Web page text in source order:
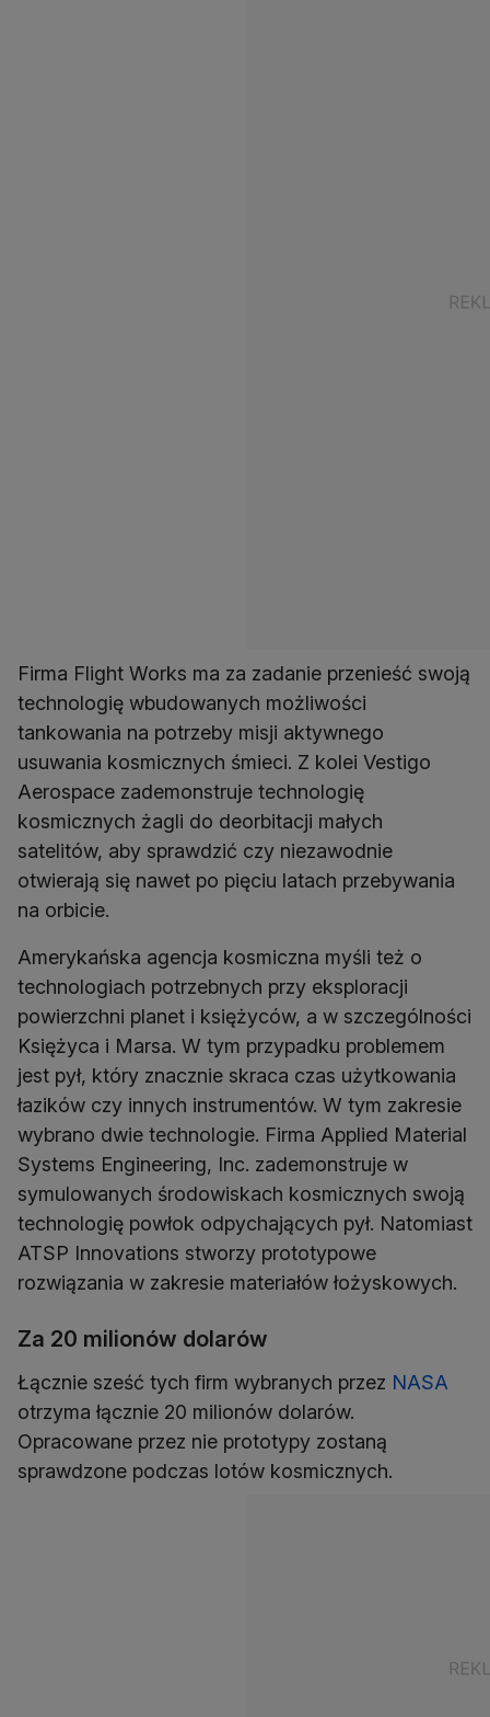
Firma Flight Works ma za zadanie przenieść swoją
technologię wbudowanych możliwości
tankowania na potrzeby misji aktywnego
usuwania kosmicznych śmieci. Z kolei Vestigo
Aerospace zademonstruje technologię
kosmicznych żagli do deorbitacji małych
satelitów, aby sprawdzić czy niezawodnie
otwierają się nawet po pięciu latach przebywania
na orbicie.
Amerykańska agencja kosmiczna myśli też o
technologiach potrzebnych przy eksploracji
powierzchni planet i księżyców, a w szczególności
Księżyca i Marsa. W tym przypadku problemem
jest pył, który znacznie skraca czas użytkowania
łazików czy innych instrumentów. W tym zakresie
wybrano dwie technologie. Firma Applied Material
Systems Engineering, Inc. zademonstruje w
symulowanych środowiskach kosmicznych swoją
technologię powłok odpychających pył. Natomiast
ATSP Innovations stworzy prototypowe
rozwiązania w zakresie materiałów łożyskowych.
Za 20 milionów dolarów
Łącznie sześć tych firm wybranych przez NASA
otrzyma łącznie 20 milionów dolarów.
Opracowane przez nie prototypy zostaną
sprawdzone podczas lotów kosmicznych.